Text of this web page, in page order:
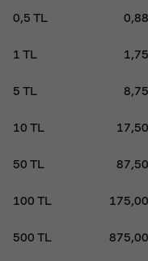
0,5 TL 0,88
1 TL 1,75
5 TL 8,75
10 TL 17,50
50 TL 87,50
100 TL 175,00
500 TL 875,00